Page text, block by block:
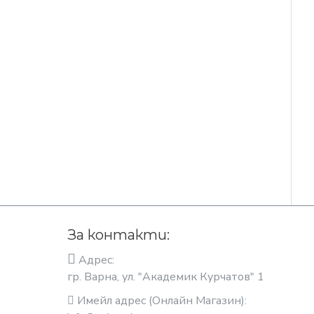
За контакти:
Адрес:
гр. Варна, ул. "Академик Курчатов" 1
Имейл адрес (Онлайн Магазин):